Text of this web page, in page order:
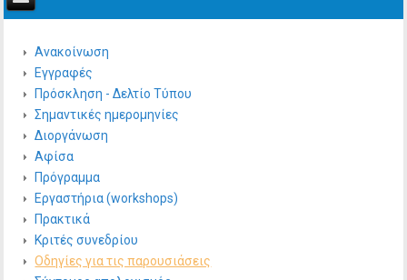
Ανακοίνωση
Εγγραφές
Πρόσκληση - Δελτίο Τύπου
Σημαντικές ημερομηνίες
Διοργάνωση
Αφίσα
Πρόγραμμα
Εργαστήρια (workshops)
Πρακτικά
Κριτές συνεδρίου
Οδηγίες για τις παρουσιάσεις